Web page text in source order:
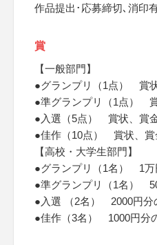
作品提出･応募締切､消印
賞
【一般部門】
●グランプリ（1点） 賞
●準グランプリ（1点）
●入選（5点） 賞状、賞
●佳作（10点） 賞状、賞
【高校・大学生部門】
●グランプリ（1名） 1万
●準グランプリ（1名）
●入選 （2名） 2000円分
●佳作（3名） 1000円分